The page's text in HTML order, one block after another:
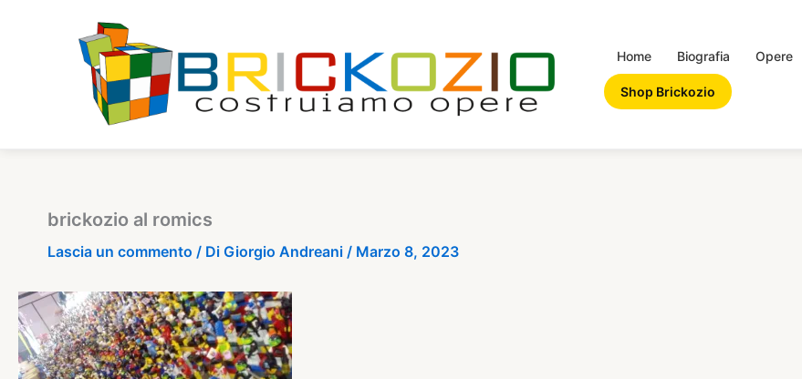
Home Biografia Opere
Shop Brickozio
brickozio al romics
Lascia un commento / Di Giorgio Andreani / Marzo 8, 2023